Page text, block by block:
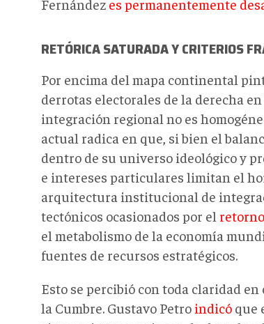
Fernández es permanentemente
RETÓRICA SATURADA Y CRITERIOS
Por encima del mapa continental
derrotas electorales de la derecha
integración regional no es
actual radica en que, si bien el
dentro de su universo ideológico y
e intereses particulares limitan el
arquitectura institucional de
tectónicos ocasionados por el
el metabolismo de la economía
fuentes de recursos estratégicos.
Esto se percibió con toda claridad en
la Cumbre. Gustavo Petro indicó que